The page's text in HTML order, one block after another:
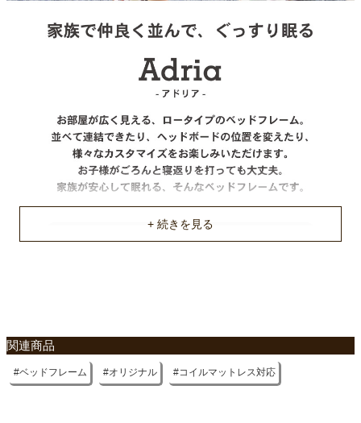
厚さ15cm以上のマットレスもしくはスプリングの入ったマット
関連商品
ベッドフレーム オリジナル コイルマットレス対応